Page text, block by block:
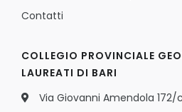
Contatti
COLLEGIO PROVINCIALE
LAUREATI DI BARI
Via Giovanni Amendola 172/